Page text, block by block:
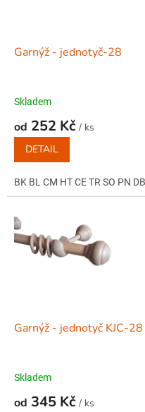
Garnýž - jednotyč-28
Skladem
od 252 Kč / ks
DETAIL
BK BL CM HT CE TR SO PN DB
Garnýž - jednotyč KJC-28
Skladem
od 345 Kč / ks